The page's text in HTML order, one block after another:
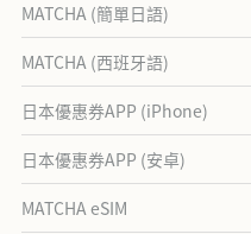
MATCHA (簡單日語)
MATCHA (西班牙語)
日本優惠券APP (iPhone)
日本優惠券APP (安卓)
MATCHA eSIM